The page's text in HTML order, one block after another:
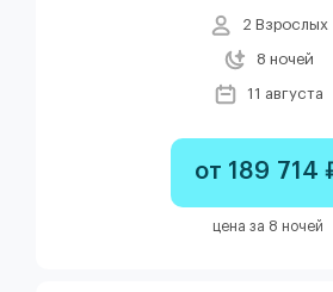
2 Взрослых
8 ночей
11 августа
от 189 714
цена за 8 ночей